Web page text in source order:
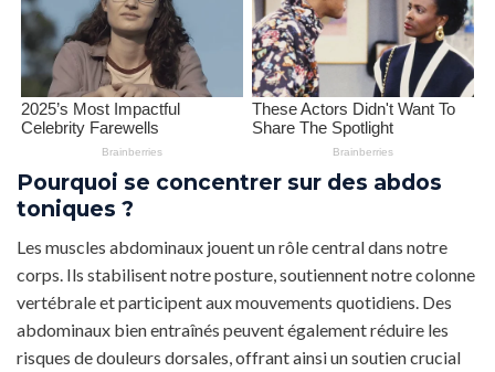
Pourquoi se concentrer sur des abdos
toniques ?
Les muscles abdominaux jouent un rôle central dans notre
corps. Ils stabilisent notre posture, soutiennent notre colonne
vertébrale et participent aux mouvements quotidiens. Des
abdominaux bien entraînés peuvent également réduire les
risques de douleurs dorsales, offrant ainsi un soutien crucial